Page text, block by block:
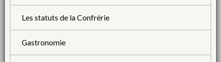
Les statuts de la Confrérie
Gastronomie